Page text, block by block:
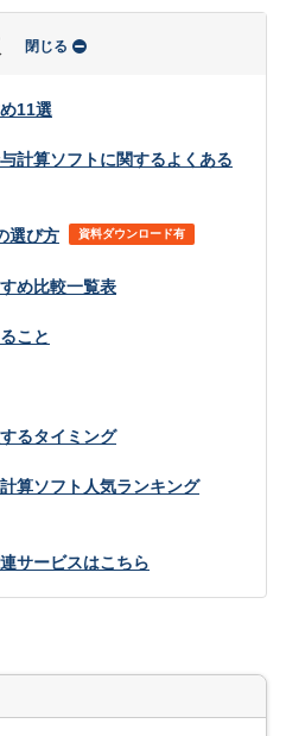
閉じる
11選
計算ソフトに関するよくある
選び方 資料ダウンロード有
め比較一覧表
こと
るタイミング
算ソフト人気ランキング
サービスはこちら